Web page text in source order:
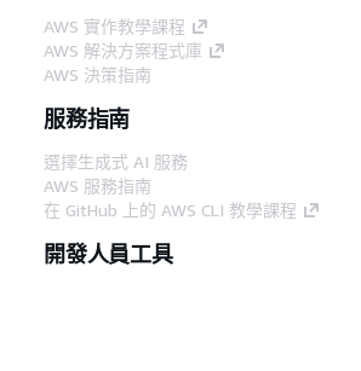
AWS 實作教學課程
AWS 解決方案程式庫
AWS 決策指南
服務指南
選擇生成式 AI 服務
AWS 服務指南
在 GitHub 上的 AWS CLI 教學課程
開發人員工具